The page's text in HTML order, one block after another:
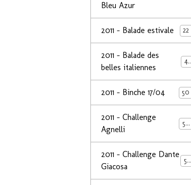
Bleu Azur
2011 - Balade estivale 22
2011 - Balade des
belles italiennes
49
2011 - Binche 17/04 50
2011 - Challenge
Agnelli
50
2011 - Challenge Dante
Giacosa
50